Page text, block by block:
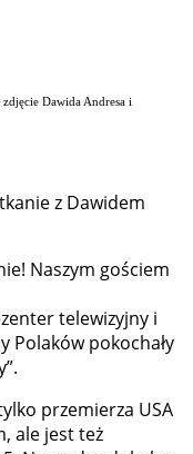
Dawida Andresa i
z Dawidem
Naszym gościem
telewizyjny i
Polaków pokochały
przemierza USA
ale jest też